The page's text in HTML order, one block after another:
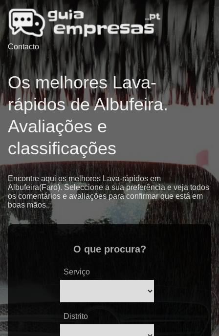
Contacto
Os melhores Lava-
rápidos de Albufeira.
Avaliações e
classificações
Encontre aqui os melhores Lava-rápidos em
Albufeira(Faro). Seleccione a sua preferência e veja todos
os comentários e avaliações para confirmar que está em
boas mãos..
O que procura?
Serviço
Distrito